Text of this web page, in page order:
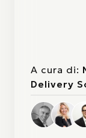
A cura di:
Delivery